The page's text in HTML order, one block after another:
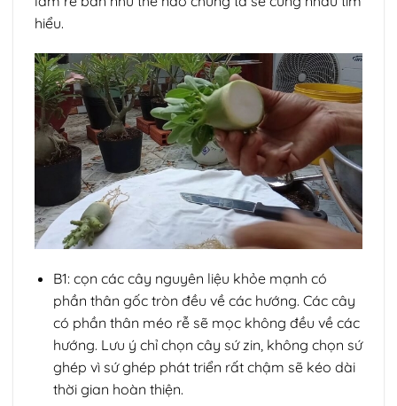
hiểu.
B1: cọn các cây nguyên liệu khỏe mạnh có
phần thân gốc tròn đều về các hướng. Các cây
có phần thân méo rễ sẽ mọc không đều về các
hướng. Lưu ý chỉ chọn cây sứ zin, không chọn sứ
ghép vì sứ ghép phát triển rất chậm sẽ kéo dài
thời gian hoàn thiện.